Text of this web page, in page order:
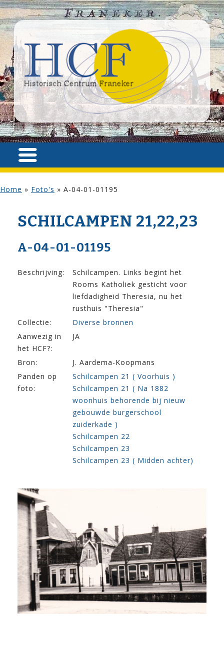
Home » Foto's » A-04-01-01195
SCHILCAMPEN 21,22,23
A-04-01-01195
Beschrijving:
Schilcampen. Links begint het
Rooms Katholiek gesticht voor
liefdadigheid Theresia, nu het
rusthuis "Theresia"
Collectie:
Diverse bronnen
Aanwezig in
het HCF?:
JA
Bron:
J. Aardema-Koopmans
Panden op
foto:
Schilcampen 21 ( Voorhuis )
Schilcampen 21 ( Na 1882
woonhuis behorende bij nieuw
gebouwde burgerschool
zuiderkade )
Schilcampen 22
Schilcampen 23
Schilcampen 23 ( Midden achter)